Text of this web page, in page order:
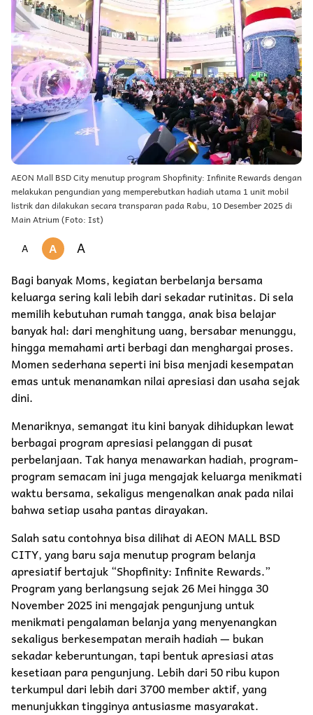
AEON Mall BSD City menutup program Shopfinity: Infinite Rewards dengan
melakukan pengundian yang memperebutkan hadiah utama 1 unit mobil
listrik dan dilakukan secara transparan pada Rabu, 10 Desember 2025 di
Main Atrium (Foto: Ist)
A A A
Bagi banyak Moms, kegiatan berbelanja bersama
keluarga sering kali lebih dari sekadar rutinitas. Di sela
memilih kebutuhan rumah tangga, anak bisa belajar
banyak hal: dari menghitung uang, bersabar menunggu,
hingga memahami arti berbagi dan menghargai proses.
Momen sederhana seperti ini bisa menjadi kesempatan
emas untuk menanamkan nilai apresiasi dan usaha sejak
dini.
Menariknya, semangat itu kini banyak dihidupkan lewat
berbagai program apresiasi pelanggan di pusat
perbelanjaan. Tak hanya menawarkan hadiah, program-
program semacam ini juga mengajak keluarga menikmati
waktu bersama, sekaligus mengenalkan anak pada nilai
bahwa setiap usaha pantas dirayakan.
Salah satu contohnya bisa dilihat di AEON MALL BSD
CITY, yang baru saja menutup program belanja
apresiatif bertajuk “Shopfinity: Infinite Rewards.”
Program yang berlangsung sejak 26 Mei hingga 30
November 2025 ini mengajak pengunjung untuk
menikmati pengalaman belanja yang menyenangkan
sekaligus berkesempatan meraih hadiah — bukan
sekadar keberuntungan, tapi bentuk apresiasi atas
kesetiaan para pengunjung. Lebih dari 50 ribu kupon
terkumpul dari lebih dari 3700 member aktif, yang
menunjukkan tingginya antusiasme masyarakat.